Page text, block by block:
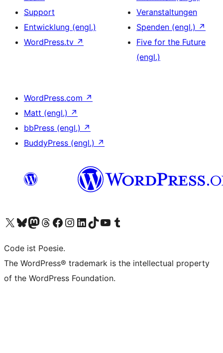
Support
Entwicklung (engl.)
WordPress.tv ↗
Veranstaltungen
Spenden (engl.) ↗
Five for the Future
(engl.)
WordPress.com ↗
Matt (engl.) ↗
bbPress (engl.) ↗
BuddyPress (engl.) ↗
Unser X-Konto (früher Twitter) besuchen
Unser Bluesky-Konto besuchen
Unser Mastodon-Konto besuchen
Unser Threads-Konto besuchen
Unsere Facebook-Seite besuchen
Unser Instagram-Konto besuchen
Unser LinkedIn-Konto besuchen
Unser TikTok-Konto besuchen
Unseren YouTube-Kanal besuchen
Unser Tumblr-Konto besuchen
Code ist Poesie.
The WordPress® trademark is the intellectual property
of the WordPress Foundation.